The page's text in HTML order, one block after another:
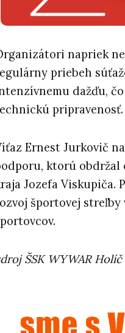
napriek
priebeh
dažďu,
pripravenosť.
Ernest Jurkovič
ktorú obdržal
Jozefa Viskupiča.
športovej
ŠSK WYWAR Holíč